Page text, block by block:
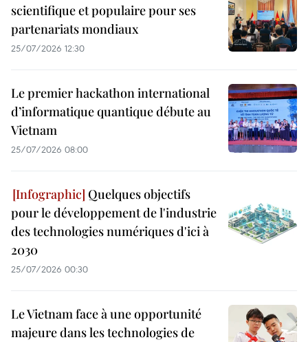
scientifique et populaire pour ses
partenariats mondiaux
25/07/2026 12:30
Le premier hackathon international
d’informatique quantique débute au
Vietnam
25/07/2026 08:00
Quelques objectifs
pour le développement de l'industrie
des technologies numériques d'ici à
2030
25/07/2026 00:30
Le Vietnam face à une opportunité
majeure dans les technologies de